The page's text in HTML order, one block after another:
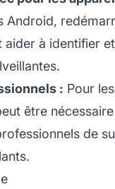
Android,
aider à identifier
: Pour
être
de